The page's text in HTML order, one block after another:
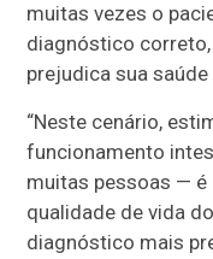
muitas vezes o
diagnóstico
prejudica sua
“Neste cenário,
funcionamento
muitas pessoas — é
qualidade de vida
diagnóstico mais